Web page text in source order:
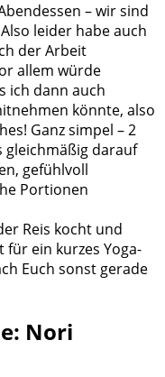
– wir sind
leider habe auch
der Arbeit
allem würde
ich dann auch
könnte, also
Ganz simpel – 2
gleichmäßig darauf
gefühlvoll
Portionen
Reis kocht und
ein kurzes Yoga-
Euch sonst gerade
Nori